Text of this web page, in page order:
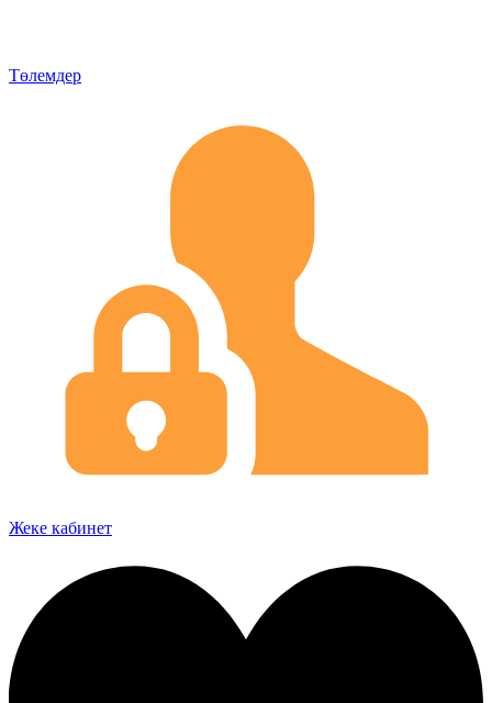
Төлемдер
Жеке кабинет